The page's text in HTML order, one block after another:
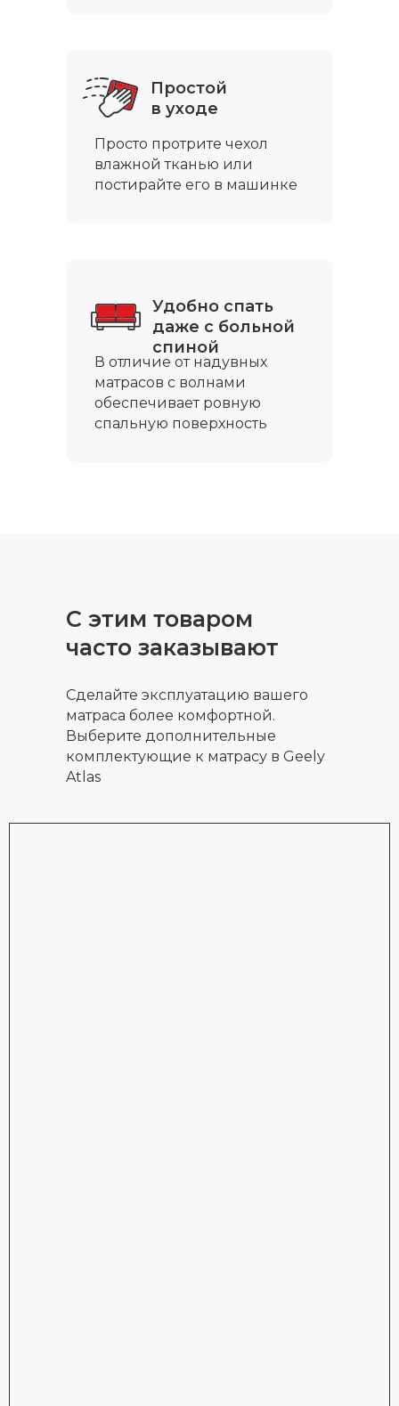
Простой
в уходе
Просто протрите чехол
влажной тканью или
постирайте его в машинке
Удобно спать
даже с больной
спиной
В отличие от надувных
матрасов с волнами
обеспечивает ровную
спальную поверхность
С этим товаром
часто заказывают
Сделайте эксплуатацию вашего
матраса более комфортной.
Выберите дополнительные
комплектующие к матрасу в Geely
Atlas